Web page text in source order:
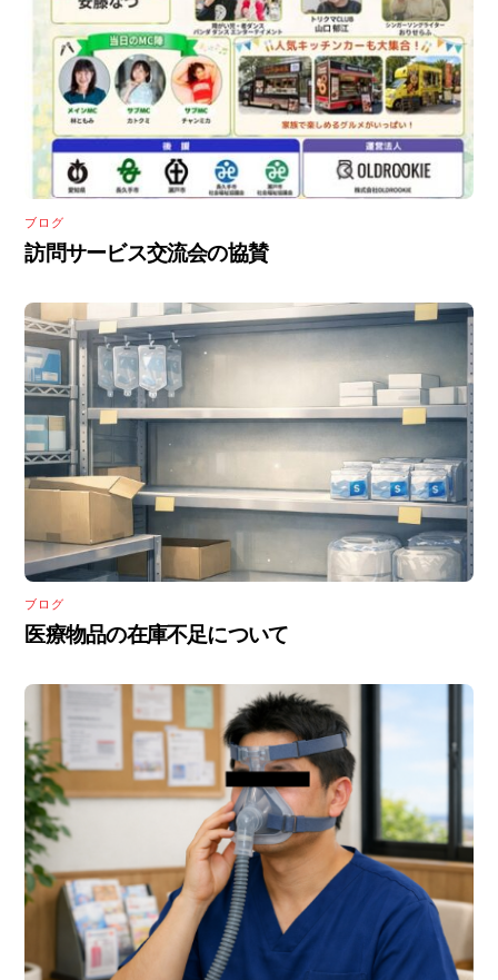
ブログ
訪問サービス交流会の協賛
ブログ
医療物品の在庫不足について